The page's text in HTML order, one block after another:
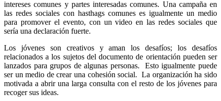
intereses comunes y partes interesadas comunes. Una campaña en
las redes sociales con hasthags comunes es igualmente un medio
para promover el evento, con un video en las redes sociales que
sería una declaración fuerte.
Los jóvenes son creativos y aman los desafíos; los desafíos
relacionados a los sujetos del documento de orientación pueden ser
lanzados para grupos de algunas personas. Esto igualmente puede
ser un medio de crear una cohesión social. La organización ha sido
motivada a abrir una larga consulta con el resto de los jóvenes para
recoger sus ideas.